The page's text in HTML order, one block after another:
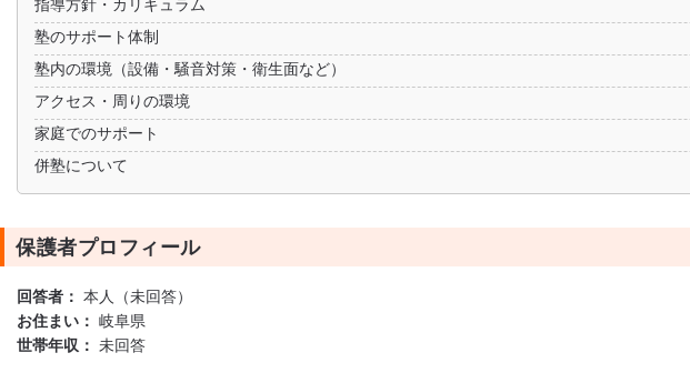
塾のサポート体制
塾内の環境（設備・騒音対策・衛生面など）
アクセス・周りの環境
家庭でのサポート
併塾について
保護者プロフィール
回答者： 本人（未回答）
お住まい： 岐阜県
世帯年収： 未回答